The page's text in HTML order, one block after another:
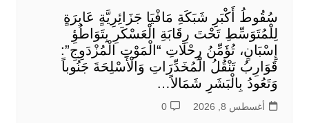
سُقُوطُ أَكْبَرِ شَبَكَةِ مَافْيَا جَزَائِرِيَّةٍ عَابِرَةٍ
لِلْمُتَوَسِّطِ تَحْتَ رِقَابَةِ الْعَسْكَرِ بِتَوَاطُؤِ
إِسْبَانٍ، تُؤَمِّنُ رِحْلَاتِ “الْمَوْتِ الْمُزْدَوِجِ”:
قَوَارِبُ تَنْقُلُ الْمُخَدِّرَاتِ وَالْأَسْلِحَةَ جَنُوباً
وَتَعُودُ بِالْبَشَرِ شَمَالاً…
أغسطس 8, 2026 0